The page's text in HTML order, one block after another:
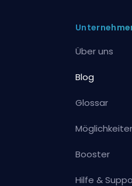
Über uns
Blog
Glossar
Booster
Hilfe &